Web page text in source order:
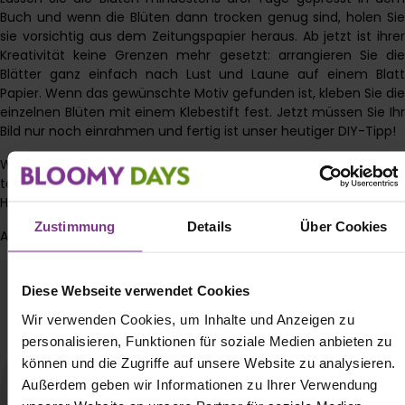
Zustimmung Details Über Cookies
Diese Webseite verwendet Cookies
Wir verwenden Cookies, um Inhalte und Anzeigen zu
personalisieren, Funktionen für soziale Medien anbieten zu
können und die Zugriffe auf unsere Website zu analysieren.
Außerdem geben wir Informationen zu Ihrer Verwendung
Buch und wenn die Blüten dann trocken genug sind, holen Sie
sie vorsichtig aus dem Zeitungspapier heraus. Ab jetzt ist ihrer
Kreativität keine Grenzen mehr gesetzt: arrangieren Sie die
Blätter ganz einfach nach Lust und Laune auf einem Blatt
Papier. Wenn das gewünschte Motiv gefunden ist, kleben Sie die
einzelnen Blüten mit einem Klebestift fest. Jetzt müssen Sie Ihr
Bild nur noch einrahmen und fertig ist unser heutiger DIY-Tipp!
Wir wünschen Ihnen viel Spaß beim Ausprobieren und eine
tolles, erholsames Wochenende! Bestellen Sie die passenden
Herbstblumen direkt
Alles Liebe Ihre BLOOMIES